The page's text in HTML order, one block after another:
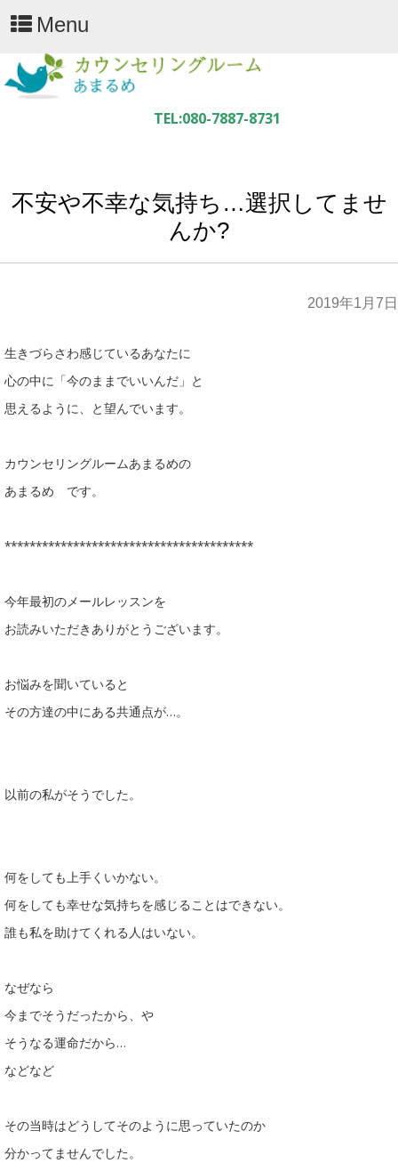
Menu
不安や不幸な気持ち…選択してませ
んか?
2019年1月7日
生きづらさわ感じているあなたに
心の中に「今のままでいいんだ」と
思えるように、と望んでいます。
カウンセリングルームあまるめの
あまるめ です。
****************************************
今年最初のメールレッスンを
お読みいただきありがとうございます。
お悩みを聞いていると
その方達の中にある共通点が…。
以前の私がそうでした。
何をしても上手くいかない。
何をしても幸せな気持ちを感じることはできない。
誰も私を助けてくれる人はいない。
なぜなら
今までそうだったから、や
そうなる運命だから…
などなど
その当時はどうしてそのように思っていたのか
分かってませんでした。